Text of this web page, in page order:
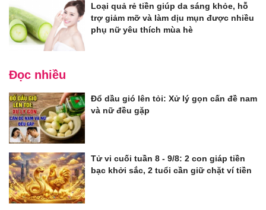
Loại quả rẻ tiền giúp da sáng khỏe, hỗ
trợ giảm mỡ và làm dịu mụn được nhiều
phụ nữ yêu thích mùa hè
Đọc nhiều
Đổ dầu gió lên tỏi: Xử lý gọn cấn đề nam
và nữ đều gặp
Tử vi cuối tuần 8 - 9/8: 2 con giáp tiền
bạc khởi sắc, 2 tuổi cần giữ chặt ví tiền